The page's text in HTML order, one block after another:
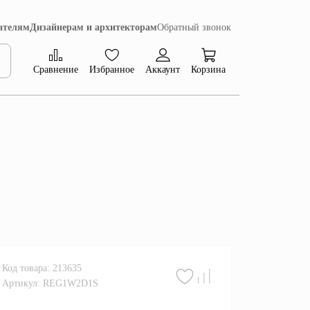
Дизайнерам и архитекторамОбратный звонок
Сравнение Избранное Аккаунт Корзина
Код товара: 213635
Артикул: REG1W2D1S